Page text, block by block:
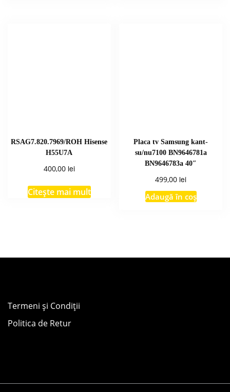
RSAG7.820.7969/ROH Hisense
H55U7A
400,00 lei
Citește mai mult
Placa tv Samsung kant-
su/nu7100 BN9646781a
BN9646783a 40″
499,00 lei
Adaugă în coș
Termeni și Condiții
Politica de Retur